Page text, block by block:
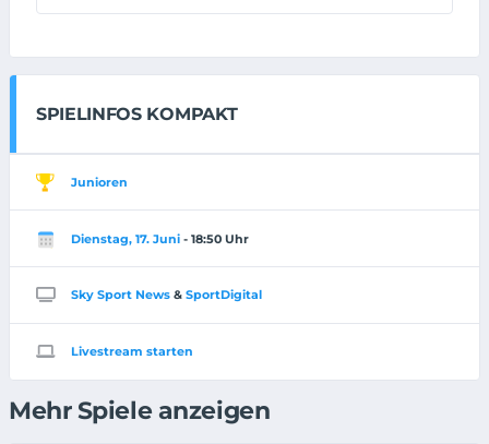
SPIELINFOS KOMPAKT
Junioren
Dienstag, 17. Juni - 18:50 Uhr
Sky Sport News & SportDigital
Livestream starten
Mehr Spiele anzeigen